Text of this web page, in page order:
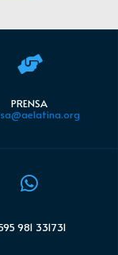

PRENSA

981 331731